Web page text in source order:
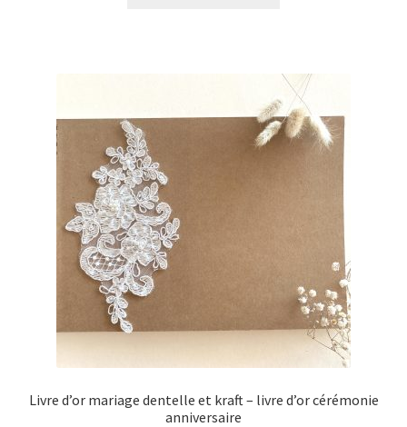
Livre d’or mariage dentelle et kraft – livre d’or cérémonie
anniversaire